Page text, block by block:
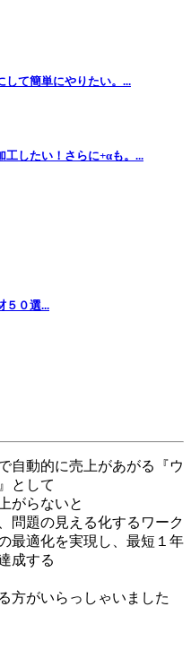
して簡単にやりたい。...
したい！さらに+αも。...
５０選...
自動的に売上があがる『ウ
として
がらないと
問題の見える化するワーク
最適化を実現し、最短１年
成する
方がいらっしゃいました